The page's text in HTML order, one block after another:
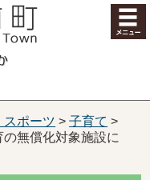
ンプ
スポーツ >子育て >
無償化対象施設に